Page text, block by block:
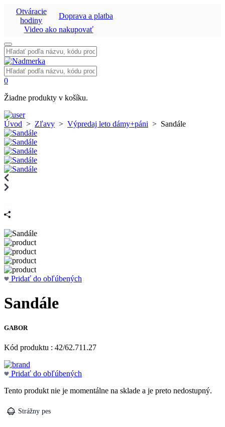
Otváracie
hodiny
Doprava a platba
Video ako nakupovať
Vyhľadať:
Vyhľadať:
0
Žiadne produkty v košíku.
Úvod > Zľavy > Výpredaj leto dámy+páni > Sandále
Pridať do obľúbených
Sandále
GABOR
Kód produktu : 42/62.711.27
Pridať do obľúbených
Tento produkt nie je momentálne na sklade a je preto nedostupný.
Strážny pes